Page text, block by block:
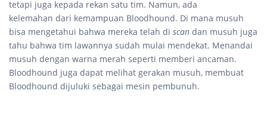
tetapi juga kepada rekan satu tim. Namun, ada
kelemahan dari kemampuan Bloodhound. Di mana musuh
bisa mengetahui bahwa mereka telah di scan dan musuh juga
tahu bahwa tim lawannya sudah mulai mendekat. Menandai
musuh dengan warna merah seperti memberi ancaman.
Bloodhound juga dapat melihat gerakan musuh, membuat
Bloodhound dijuluki sebagai mesin pembunuh.